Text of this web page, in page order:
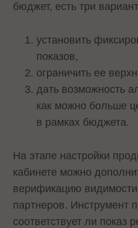
бюджет, есть три
установить
показов,
ограничить ее
дать возможность
как можно больше
в рамках бюджета.
На этапе настройки
кабинете можно
верификацию
партнеров. Инструмент
соответствует ли показ